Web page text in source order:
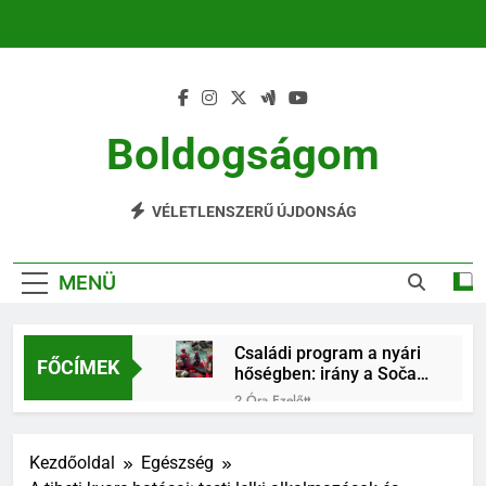
Boldogságom
Mindennapi Élet Örömei
VÉLETLENSZERŰ ÚJDONSÁG
MENÜ
FŐCÍMEK
Családi program a nyári
hőségben: irány a Soča-
völgy!
2 Óra Ezelőtt
gondozási feladatok?
2 Hét Ezelőtt
Kezdőoldal
Egészség